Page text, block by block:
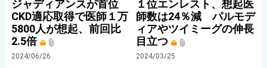
ジャディアンスが首位
CKD適応取得で医師１万
5800人が想起、前回比
2.5倍
2024/06/26
１位エンレスト、想起医
師数は24％減 パルモデ
ィアやツイミーグの伸長
目立つ
2024/03/25